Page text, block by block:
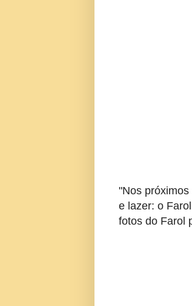
"Nos
e lazer: o
fotos do Farol